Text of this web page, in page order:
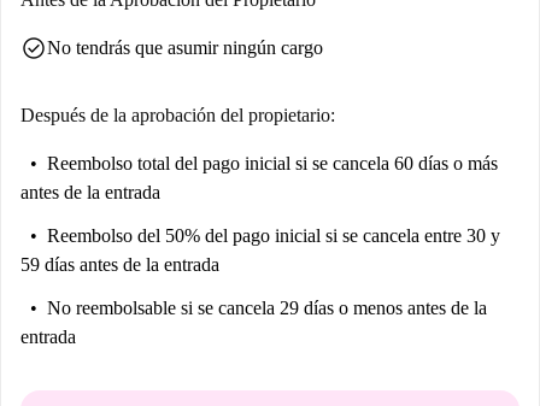
check_circleNo tendrás que asumir ningún cargo
Después de la aprobación del propietario:
Reembolso total del pago inicial si se cancela 60 días o más
antes de la entrada
Reembolso del 50% del pago inicial si se cancela entre 30 y
59 días antes de la entrada
No reembolsable si se cancela 29 días o menos antes de la
entrada